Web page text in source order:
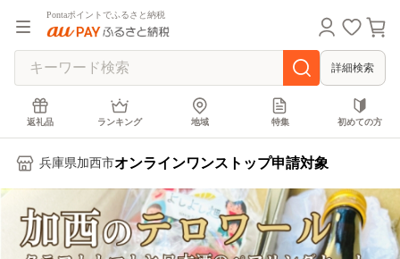
Pontaポイントでふるさと納税
詳細検索
返礼品 ランキング 地域 特集 初めての方
兵庫県加西市オンラインワンストップ申請対象